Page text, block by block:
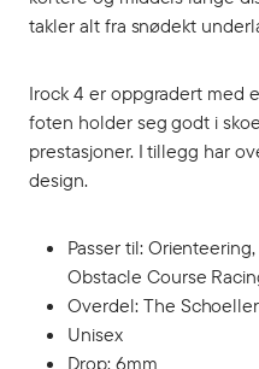
takler alt fra snødekt
Irock 4 er oppgradert med
foten holder seg godt i
prestasjoner. I tillegg har
design.
Passer til:
Obstacle Course
Overdel: The
Unisex
Drop: 6mm